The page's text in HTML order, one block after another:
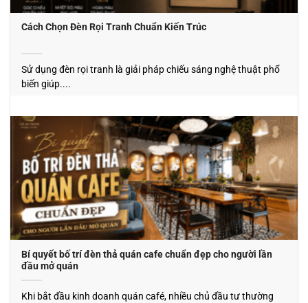
Cách Chọn Đèn Rọi Tranh Chuẩn Kiến Trúc
Sử dụng đèn rọi tranh là giải pháp chiếu sáng nghệ thuật phổ
biến giúp....
Bí quyết bố trí đèn thả quán cafe chuẩn đẹp cho người lần
đầu mở quán
Khi bắt đầu kinh doanh quán café, nhiều chủ đầu tư thường